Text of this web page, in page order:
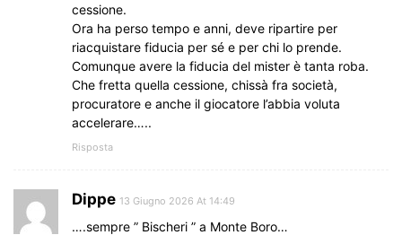
cessione.
Ora ha perso tempo e anni, deve ripartire per
riacquistare fiducia per sé e per chi lo prende.
Comunque avere la fiducia del mister è tanta roba.
Che fretta quella cessione, chissà fra società,
procuratore e anche il giocatore l’abbia voluta
accelerare…..
Risposta
Dippe 13 Giugno 2026 At 14:49
….sempre ” Bischeri ” a Monte Boro…